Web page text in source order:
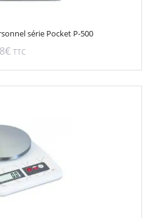
série Pocket P-500
€ TTC